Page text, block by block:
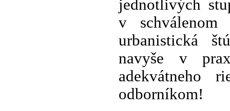
jednotlivých
v
urbanistická
navyše v
adekvátneho
odborníkom!